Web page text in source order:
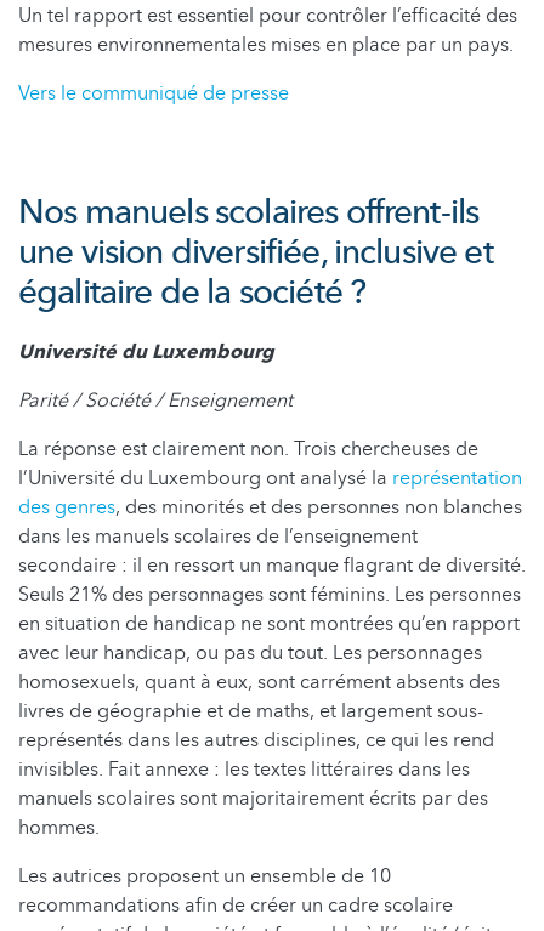
Un tel rapport est essentiel pour contrôler l’efficacité des
mesures environnementales mises en place par un pays.
Vers le communiqué de presse
Nos manuels scolaires offrent-ils
une vision diversifiée, inclusive et
égalitaire de la société ?
Université du Luxembourg
Parité / Société / Enseignement
La réponse est clairement non. Trois chercheuses de
l’Université du Luxembourg ont analysé la représentation
des genres, des minorités et des personnes non blanches
dans les manuels scolaires de l’enseignement
secondaire : il en ressort un manque flagrant de diversité.
Seuls 21% des personnages sont féminins. Les personnes
en situation de handicap ne sont montrées qu’en rapport
avec leur handicap, ou pas du tout. Les personnages
homosexuels, quant à eux, sont carrément absents des
livres de géographie et de maths, et largement sous-
représentés dans les autres disciplines, ce qui les rend
invisibles. Fait annexe : les textes littéraires dans les
manuels scolaires sont majoritairement écrits par des
hommes.
Les autrices proposent un ensemble de 10
recommandations afin de créer un cadre scolaire